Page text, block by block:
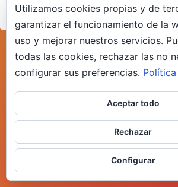
Utilizamos cookies propias y de
garantizar el funcionamiento de la
uso y mejorar nuestros servicios.
todas las cookies, rechazar las no
configurar sus preferencias.
Aceptar todo
Rechazar
Configurar